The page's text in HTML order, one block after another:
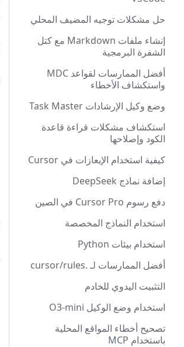
حل مشكلات توجيه المضيف المحلي
إنشاء ملفات Markdown مع كتل
الشفرة البرمجية
أفضل الممارسات لقواعد MDC
واستكشاف الأخطاء
وضع وكيل الإرشادات Task Master
استكشاف مشكلات قراءة قاعدة
الكود وإصلاحها
كيفية استخدام الإيعازات في Cursor
إضافة نماذج DeepSeek
دفع رسوم Cursor Pro في الصين
استخدام النماذج المخصصة
استخدام بيئات Python
أفضل الممارسات لـ .cursor/rules
التثبيت اليدوي للخادم
استخدام وضع الوكيل O3-mini
تصحيح أخطاء المواقع المحلية
باستخدام MCP